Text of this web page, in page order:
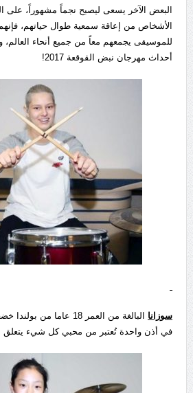
البعض الآخر يسعى ليصبح نجماً مشهوراً، على
الأشخاص من إعاقة سمعية طوال حياتهم،
للموسيقى يجمعهم معاً من جميع أنحاء العالم،
أحداث مهرجان نبض القوقعة 2017!
سوزانا
البالغة من العمر 18 عاما
في أذن واحدة تُعتبر من محبي كل شيء يتعلق